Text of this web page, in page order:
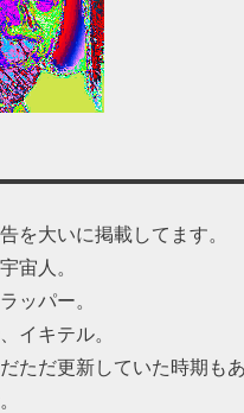
を大いに掲載してます。
宙人。
ッパー。
イキテル。
ただ更新していた時期も